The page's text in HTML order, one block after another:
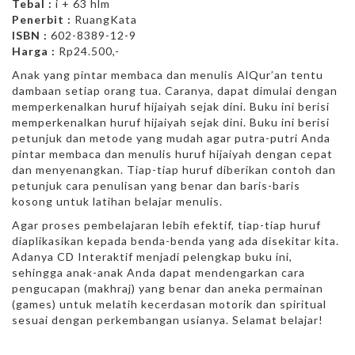
Tebal : i + 63 hlm
Penerbit : RuangKata
ISBN : 602-8389-12-9
Harga : Rp24.500,-
Anak yang pintar membaca dan menulis AlQur’an tentu
dambaan setiap orang tua. Caranya, dapat dimulai dengan
memperkenalkan huruf hijaiyah sejak dini. Buku ini berisi
memperkenalkan huruf hijaiyah sejak dini. Buku ini berisi
petunjuk dan metode yang mudah agar putra-putri Anda
pintar membaca dan menulis huruf hijaiyah dengan cepat
dan menyenangkan. Tiap-tiap huruf diberikan contoh dan
petunjuk cara penulisan yang benar dan baris-baris
kosong untuk latihan belajar menulis.
Agar proses pembelajaran lebih efektif, tiap-tiap huruf
diaplikasikan kepada benda-benda yang ada disekitar kita.
Adanya CD Interaktif menjadi pelengkap buku ini,
sehingga anak-anak Anda dapat mendengarkan cara
pengucapan (makhraj) yang benar dan aneka permainan
(games) untuk melatih kecerdasan motorik dan spiritual
sesuai dengan perkembangan usianya. Selamat belajar!